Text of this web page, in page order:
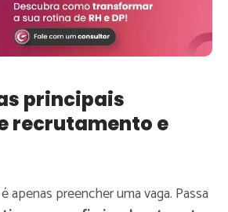
principais
recrutamento e
apenas preencher uma vaga. Passa